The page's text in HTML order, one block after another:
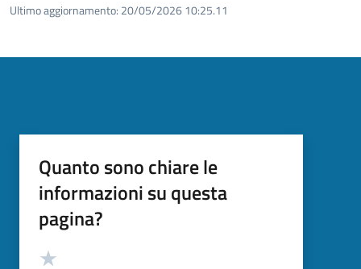
Ultimo aggiornamento: 20/05/2026 10:25.11
Quanto sono chiare le
informazioni su questa
pagina?
Valutazione